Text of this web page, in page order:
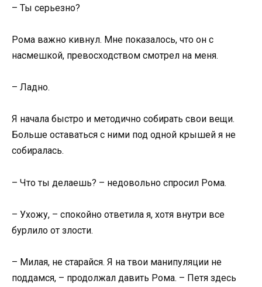
– Ты серьезно?
Рома важно кивнул. Мне показалось, что он с
насмешкой, превосходством смотрел на меня.
– Ладно.
Я начала быстро и методично собирать свои вещи.
Больше оставаться с ними под одной крышей я не
собиралась.
– Что ты делаешь? – недовольно спросил Рома.
– Ухожу, – спокойно ответила я, хотя внутри все
бурлило от злости.
– Милая, не старайся. Я на твои манипуляции не
поддамся, – продолжал давить Рома. – Петя здесь